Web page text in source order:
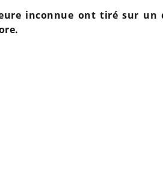
inconnue ont tiré sur un